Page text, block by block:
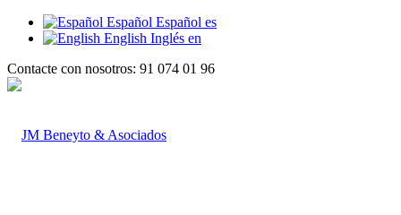
Español Español es
English Inglés en
Contacte con nosotros: 91 074 01 96